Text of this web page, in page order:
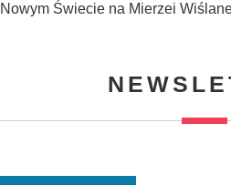
Nowym Świecie na Mierzei